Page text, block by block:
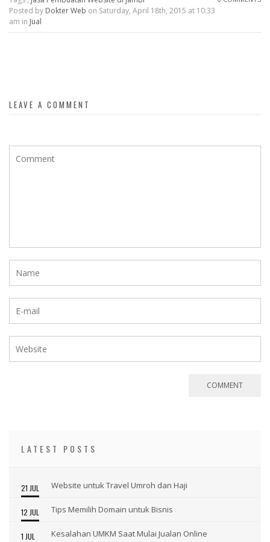
Posted by Dokter Web on Saturday, April 18th, 2015 at 10:33
am in Jual
LEAVE A COMMENT
LATEST POSTS
21 JUL Website untuk Travel Umroh dan Haji
12 JUL Tips Memilih Domain untuk Bisnis
1 JUL Kesalahan UMKM Saat Mulai Jualan Online